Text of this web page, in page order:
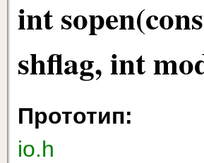
int
shflag, int
Прототип:
io.h